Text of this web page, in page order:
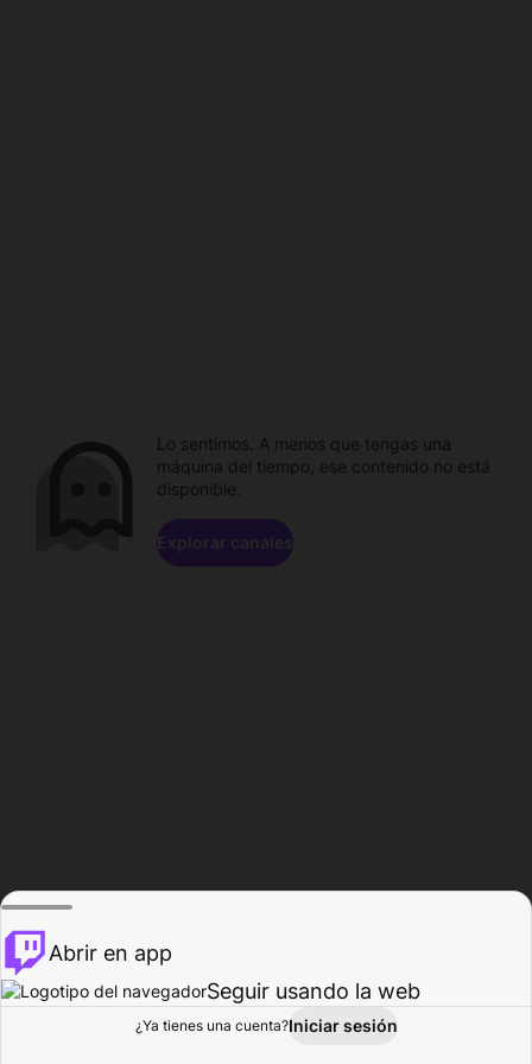
Explorar Actividad
Lo sentimos. A menos que tengas una
máquina del tiempo, ese contenido no está
disponible.
Explorar canales
Abrir en app
Seguir usando la web
¿Ya tienes una cuenta?Iniciar sesión